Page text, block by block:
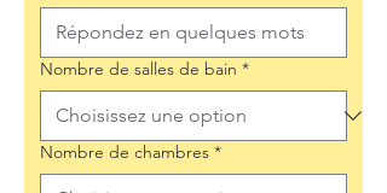
Nombre de salles de bain *
Nombre de chambres *